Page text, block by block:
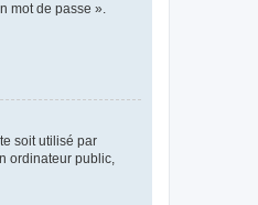
mot de passe ».
soit utilisé par
ordinateur public,